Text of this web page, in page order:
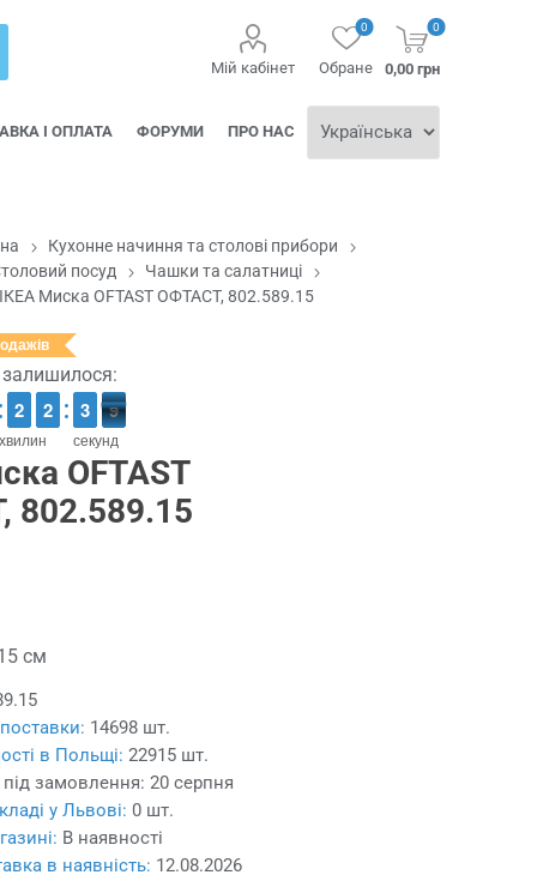
Мій кабінет Обране
0 0
0,00 грн
І ОПЛАТА ФОРУМИ ПРО НАС
Кухонне начиння та столові прибори
посуд
Чашки та салатниці
ІКЕА Миска OFTAST ОФТАСТ, 802.589.15
залишилося:
хвилин
1
1
2
2 1
1
2
2
секунд
4
3
3 8
7
7
OFTAST
802.589.15
см
14698 шт.
в Польщі: 22915 шт.
замовлення: 20 серпня
у Львові: 0 шт.
В наявності
в наявність: 12.08.2026